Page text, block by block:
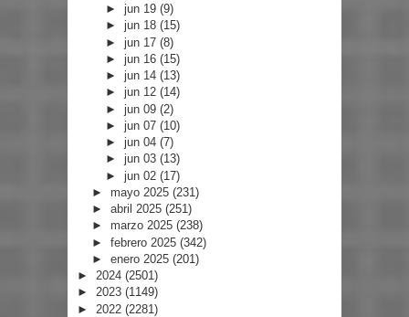
►jun 19(9)
►jun 18(15)
►jun 17(8)
►jun 16(15)
►jun 14(13)
►jun 12(14)
►jun 09(2)
►jun 07(10)
►jun 04(7)
►jun 03(13)
►jun 02(17)
► mayo 2025 (231)
► abril 2025 (251)
► marzo 2025 (238)
► febrero 2025 (342)
► enero 2025 (201)
► 2024 (2501)
► 2023 (1149)
► 2022 (2281)